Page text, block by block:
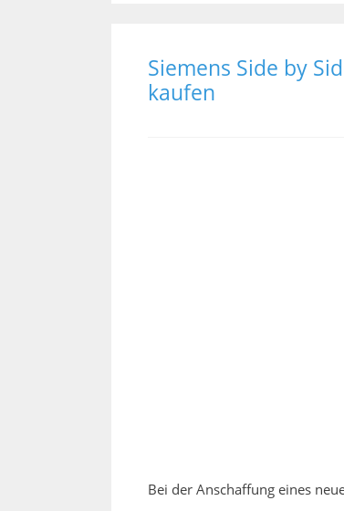
Siemens Side by
kaufen
Bei der Anschaffung eines